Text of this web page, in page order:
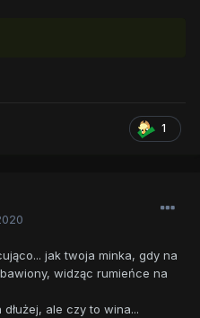
1
jak twoja minka, gdy na
widząc rumieńce na
ale czy to wina...